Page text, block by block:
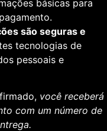
básicas para
são seguras e
tecnologias de
pessoais e
você receberá
com um número de